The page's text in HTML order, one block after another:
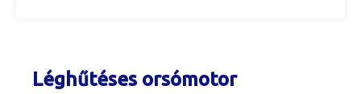
Léghűtéses orsómotor